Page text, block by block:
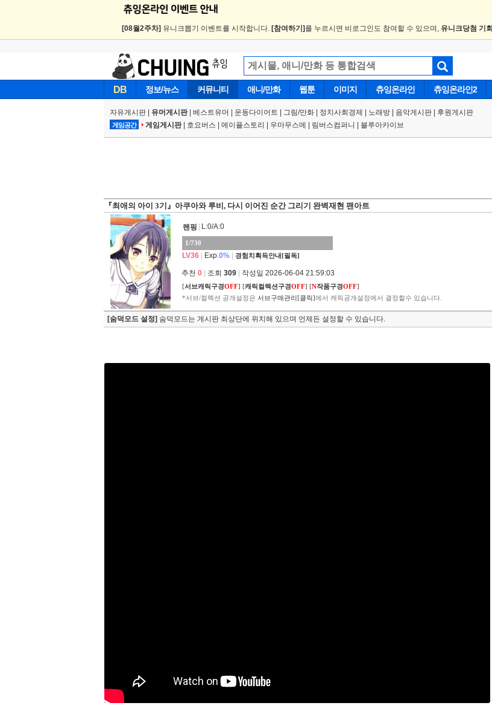
[08월2주차] 유니크뽑기 이벤트를 시작합니다. [참여하기] 를 누르시면 비로그인도 참여할 수 있으며, 유니크당첨 기회
DB 정보/뉴스 커뮤니티 애니/만화 웹툰 이미지 츄잉온라인 츄잉온라인2
자유게시판 유머게시판| 베스트유머 운동다이어트 | 그림/만화 정치사회경제 노래방 음악게시판 후원게시판
게임공간 게임게시판| 호요버스 메이플스토리 우마무스메 림버스컴퍼니 블루아카이브
『최애의 아이 3기』아쿠아와 루비, 다시 이어진 순간 그리기 완벽재현 팬아트
렌핑 L:0/A:0
1/730
LV36 Exp.0% 경험치획득안내[필독]
추천 0 조회 309 작성일 2026-06-04 21:59:03
[서브캐릭구경OFF] [캐릭컬렉션구경OFF] [N작품구경OFF]
*서브/컬렉션 공개설정은 서브구매관리[클릭]에서 캐릭공개설정에서 결정할수 있습니다.
[숨덕모드 설정] 숨덕모드는 게시판 최상단에 위치해 있으며 언제든 설정할 수 있습니다.